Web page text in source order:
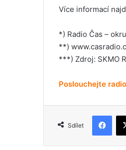
Více informací
*) Radio Čas –
**)
***) Zdroj: SKMO
Poslouchejte
Sdílet